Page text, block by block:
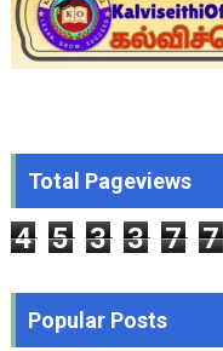
Total Pageviews
4 5 3 3 7 7
Popular Posts